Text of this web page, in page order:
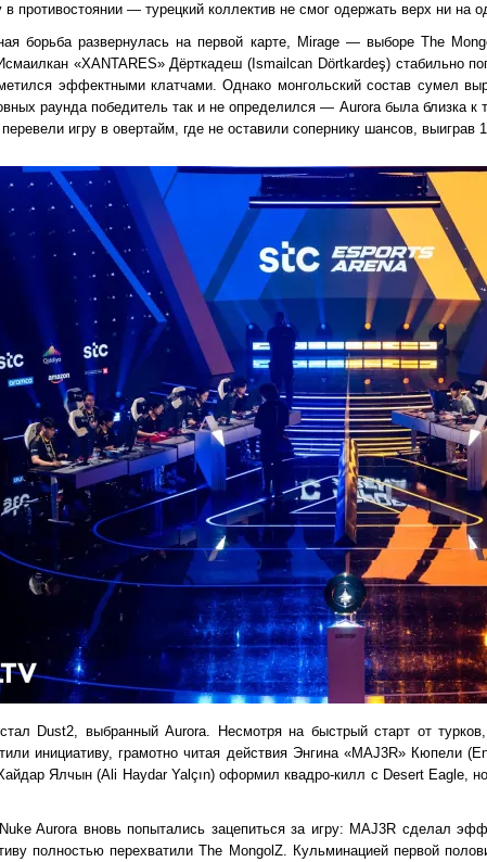
в противостоянии — турецкий коллектив не смог одержать верх ни на
борьба развернулась на первой карте, Mirage — выборе The
«XANTARES» Дёрткадеш (Ismailcan Dörtkardeş) стабильно
эффектными клатчами. Однако монгольский состав сумел
раунда победитель так и не определился — Aurora была близка к
игру в овертайм, где не оставили сопернику шансов, выиграв
Dust2, выбранный Aurora. Несмотря на быстрый старт от
инициативу, грамотно читая действия Энгина «⁠MAJ3R⁠» Кюпели
Ялчын (Ali Haydar Yalçın) оформил квадро-килл с Desert Eagle,
Aurora вновь попытались зацепиться за игру: MAJ3R сделал
полностью перехватили The MongolZ. Кульминацией первой